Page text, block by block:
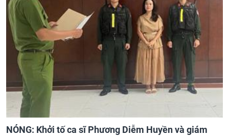
NÓNG: Khởi tố ca sĩ Phương Diễm Huyền và giám